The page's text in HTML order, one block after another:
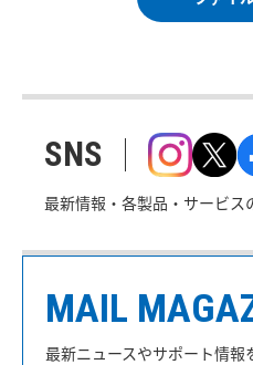
SNS
最新情報・各製品・サービス
MAIL
最新ニュースやサポート情報